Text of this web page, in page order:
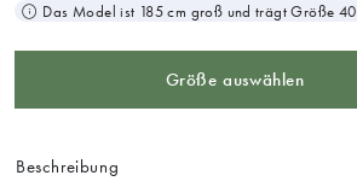
Das Model ist 185 cm groß und trägt Größe 40.
Größe auswählen
Beschreibung